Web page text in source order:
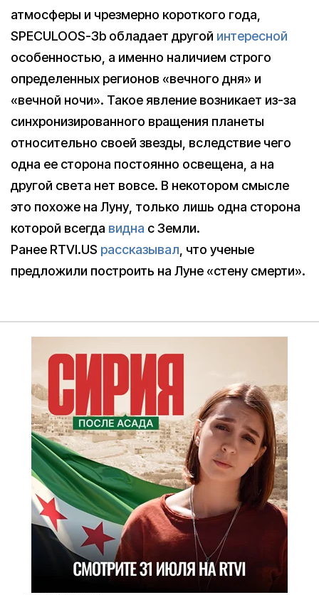
атмосферы и чрезмерно короткого года,
SPECULOOS-3b обладает другой интересной
особенностью, а именно наличием строго
определенных регионов «вечного дня» и
«вечной ночи». Такое явление возникает из-за
синхронизированного вращения планеты
относительно своей звезды, вследствие чего
одна ее сторона постоянно освещена, а на
другой света нет вовсе. В некотором смысле
это похоже на Луну, только лишь одна сторона
которой всегда видна с Земли.
Ранее RTVI.US рассказывал, что ученые
предложили построить на Луне «стену смерти».